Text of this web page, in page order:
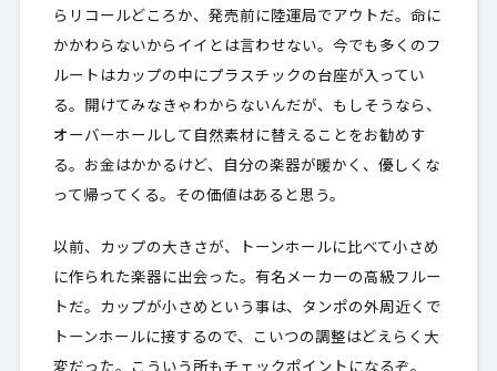
らリコールどころか、発売前に陸運局でアウトだ。命に
かかわらないからイイとは言わせない。今でも多くのフ
ルートはカップの中にプラスチックの台座が入ってい
る。開けてみなきゃわからないんだが、もしそうなら、
オーバーホールして自然素材に替えることをお勧めす
る。お金はかかるけど、自分の楽器が暖かく、優しくな
って帰ってくる。その価値はあると思う。
以前、カップの大きさが、トーンホールに比べて小さめ
に作られた楽器に出会った。有名メーカーの高級フルー
トだ。カップが小さめという事は、タンポの外周近くで
トーンホールに接するので、こいつの調整はどえらく大